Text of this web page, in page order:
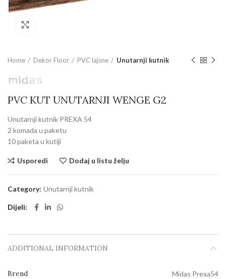
Home Dekor Floor PVC lajsne Unutarnji kutnik
PVC KUT UNUTARNJI WENGE G2
Unutarnji kutnik PREXA 54
2 komada u paketu
10 paketa u kutiji
Usporedi Dodaj u listu želju
Category: Unutarnji kutnik
Dijeli
ADDITIONAL INFORMATION
Brend Midas Prexa54